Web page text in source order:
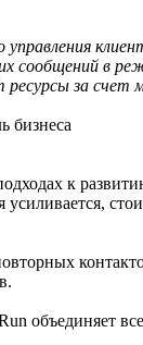
управления
сообщений
за счет
к
объединяет